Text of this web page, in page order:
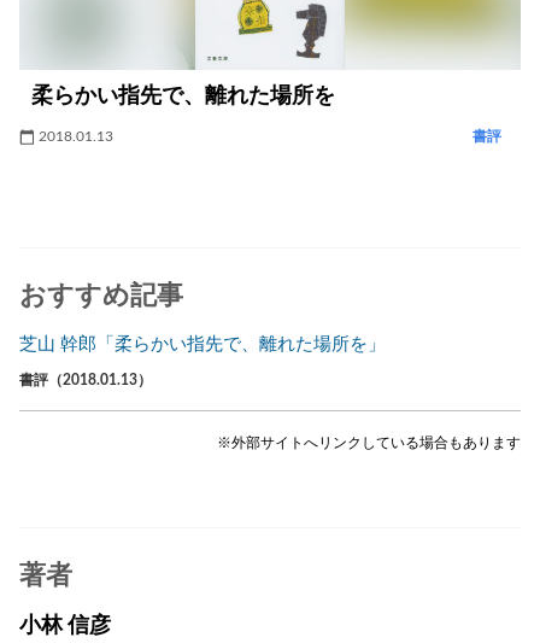
柔らかい指先で、離れた場所を
2018.01.13 書評
おすすめ記事
芝山 幹郎「柔らかい指先で、離れた場所を」
書評（2018.01.13）
※外部サイトへリンクしている場合もあります
著者
小林 信彦